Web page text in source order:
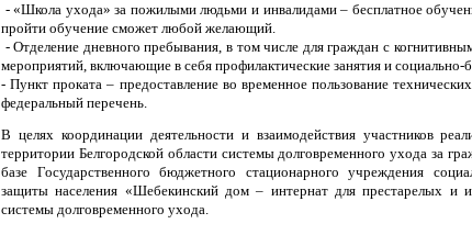
- «Школа ухода» за пожилыми людьми и инвалидами – бесплатное
пройти обучение сможет любой желающий.
- Отделение дневного пребывания, в том числе для граждан с
мероприятий, включающие в себя профилактические занятия и
- Пункт проката – предоставление во временное пользование
федеральный перечень.
В целях координации деятельности и взаимодействия участников
территории Белгородской области системы долговременного ухода за
базе Государственного бюджетного стационарного учреждения
защиты населения «Шебекинский дом – интернат для престарелых и
системы долговременного ухода.